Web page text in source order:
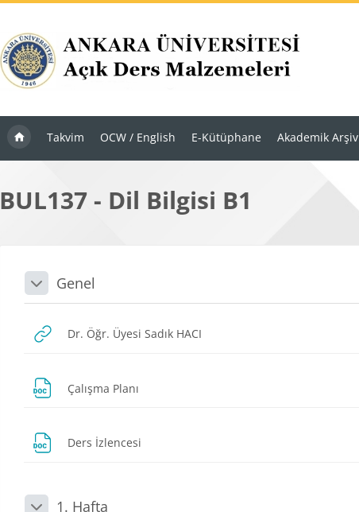
Takvim OCW / English E-Kütüphane Akademik Arşiv
BUL137 - Dil Bilgisi B1
Bloklar
Bölüm anahatları
DaraltGenel
Dr. Öğr. Üyesi Sadık HACIURL
Çalışma Planı
Ders İzlencesi
1. Hafta